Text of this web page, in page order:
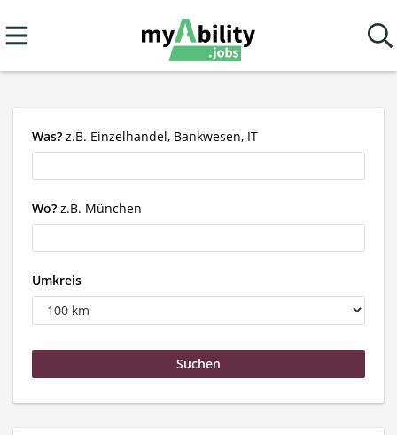
Was? z.B. Einzelhandel, Bankwesen, IT
Wo? z.B. München
Umkreis